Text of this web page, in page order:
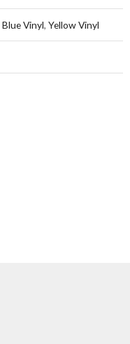
Blue Vinyl, Yellow Vinyl